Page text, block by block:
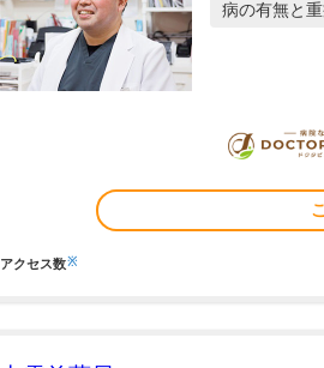
病の有無と
アクセス数※